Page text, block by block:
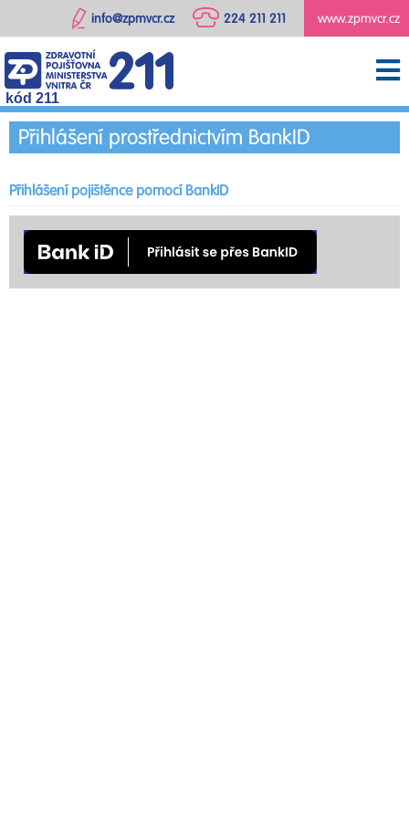
www.zpmvcr.cz
224 211 211
info@zpmvcr.cz
kód 211
Přihlášení prostřednictvím BankID
Přihlášení pojištěnce pomocí BankID